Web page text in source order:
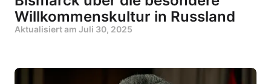
Willkommenskultur in Russland
Aktualisiert am Juli 30, 2025